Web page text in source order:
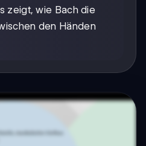
zeigt, wie Bach die
den Händen